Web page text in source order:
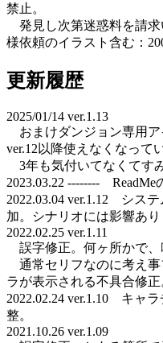
禁止。
発見し次第迷惑料を請求
様依頼のイラスト含む：
更新履歴
2025/01/14 ver.1.13
おまけダンジョン専用ア
ver.12以降使えなくなって
3年も気付いてなくてす
2023.03.22 -------- ReadMe
2022.03.04 ver.1.12 シス
加。シナリオには影響あり
2022.02.25 ver.1.11
誤字修正。何ヶ所かで、
通常セリフなのに考え事
ラが表示される不具合修正
2022.02.24 ver.1.10 キャ
整。
2021.10.26 ver.1.09